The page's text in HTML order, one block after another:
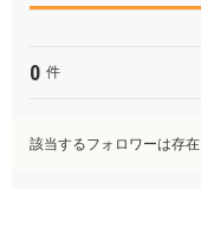
0 件
該当するフォロワーは存在